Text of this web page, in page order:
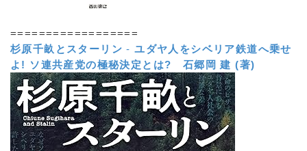
==================
杉原千畝とスターリン -ユダヤ人をシベリア鉄道へ乗せ
よ! ソ連共産党の極秘決定とは?
石郷岡 建 (著)